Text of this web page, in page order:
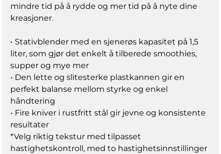
mindre tid på å rydde og mer tid på å nyte dine
kreasjoner.
• Stativblender med en sjenerøs kapasitet på 1,5
liter, som gjør det enkelt å tilberede smoothies,
supper og mye mer
• Den lette og slitesterke plastkannen gir en
perfekt balanse mellom styrke og enkel
håndtering
• Fire kniver i rustfritt stål gir jevne og konsistente
resultater
*Velg riktig tekstur med tilpasset
hastighetskontroll, med to hastighetsinnstillinger